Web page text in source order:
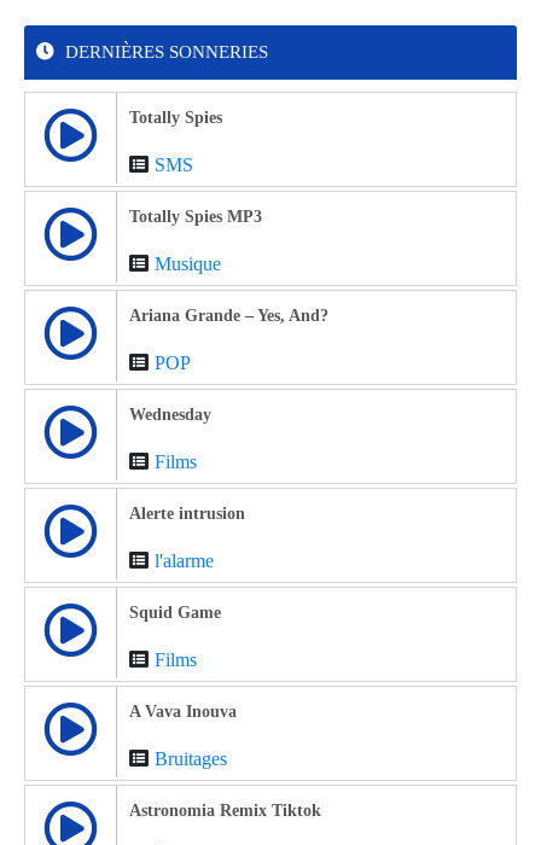
DERNIÈRES SONNERIES
Totally Spies
SMS
Totally Spies MP3
Musique
Ariana Grande – Yes, And?
POP
Wednesday
Films
Alerte intrusion
l'alarme
Squid Game
Films
A Vava Inouva
Bruitages
Astronomia Remix Tiktok